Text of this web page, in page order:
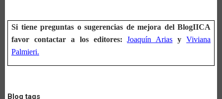
Si tiene preguntas o sugerencias de mejora del BlogIICA
favor contactar a los editores:Joaquín Arias y Viviana
Palmieri.
Blog tags